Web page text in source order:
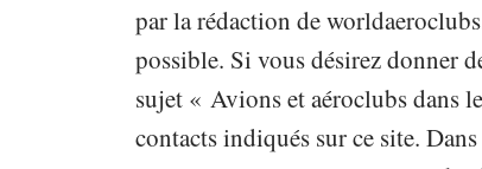
par la rédaction de
possible. Si vous désirez donner
sujet « Avions et aéroclubs dans
contacts indiqués sur ce site.